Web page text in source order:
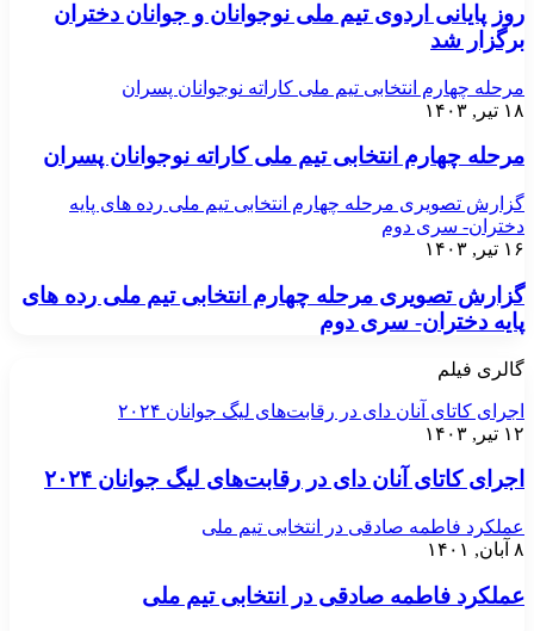
روز پایانی اردوی تیم ملی نوجوانان و جوانان دختران
برگزار شد
مرحله چهارم انتخابی تیم ملی کاراته نوجوانان پسران
۱۸ تیر, ۱۴۰۳
مرحله چهارم انتخابی تیم ملی کاراته نوجوانان پسران
گزارش تصویری مرحله چهارم انتخابی تیم ملی رده های پایه
دختران- سری دوم
۱۶ تیر, ۱۴۰۳
گزارش تصویری مرحله چهارم انتخابی تیم ملی رده های
پایه دختران- سری دوم
گالری فیلم
اجرای کاتای آنان دای در رقابت‌های لیگ جوانان ۲۰۲۴
۱۲ تیر, ۱۴۰۳
اجرای کاتای آنان دای در رقابت‌های لیگ جوانان ۲۰۲۴
عملکرد فاطمه صادقی در انتخابی تیم ملی
۸ آبان, ۱۴۰۱
عملکرد فاطمه صادقی در انتخابی تیم ملی